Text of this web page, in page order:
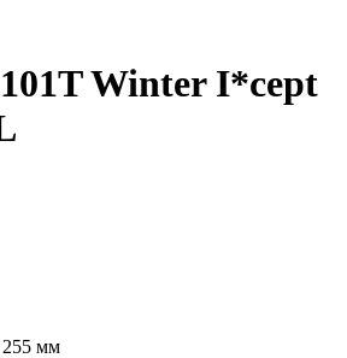
Winter I*cept
255 мм